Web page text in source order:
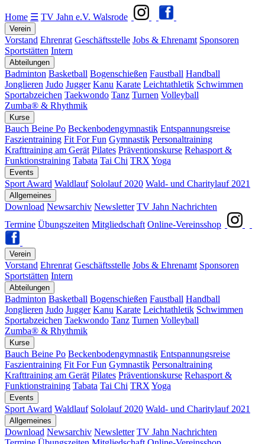
Home ☰ TV Jahn e.V. Walsrode
Verein
Vorstand Ehrenrat Geschäftsstelle Jobs & Ehrenamt Sponsoren
Sportstätten Intern
Abteilungen
Badminton Basketball Bogenschießen Faustball Handball
Jonglieren Judo Jugger Kanu Karate Leichtathletik Schwimmen
Sportabzeichen Taekwondo Tanz Turnen Volleyball
Zumba® & Rhythmik
Kurse
Bauch Beine Po Beckenbodengymnastik Entspannungsreise
Faszientraining Fit For Fun Gymnastik Personaltraining
Krafttraining am Gerät Pilates Präventionskurse Rehasport &
Funktionstraining Tabata Tai Chi TRX Yoga
Events
Sport Award Waldlauf Sololauf 2020 Wald- und Charitylauf 2021
Allgemeines
Download Newsarchiv Newsletter TV Jahn Nachrichten
Termine Übungszeiten Mitgliedschaft Online-Vereinsshop
Verein
Vorstand Ehrenrat Geschäftsstelle Jobs & Ehrenamt Sponsoren
Sportstätten Intern
Abteilungen
Badminton Basketball Bogenschießen Faustball Handball
Jonglieren Judo Jugger Kanu Karate Leichtathletik Schwimmen
Sportabzeichen Taekwondo Tanz Turnen Volleyball
Zumba® & Rhythmik
Kurse
Bauch Beine Po Beckenbodengymnastik Entspannungsreise
Faszientraining Fit For Fun Gymnastik Personaltraining
Krafttraining am Gerät Pilates Präventionskurse Rehasport &
Funktionstraining Tabata Tai Chi TRX Yoga
Events
Sport Award Waldlauf Sololauf 2020 Wald- und Charitylauf 2021
Allgemeines
Download Newsarchiv Newsletter TV Jahn Nachrichten